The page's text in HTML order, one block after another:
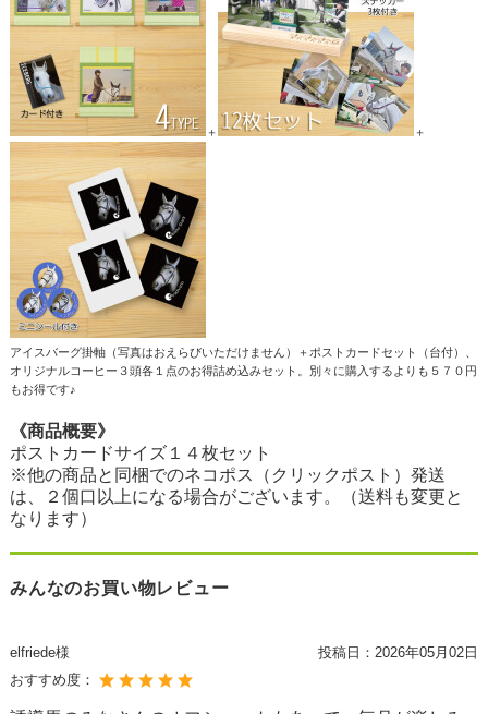
＋ ＋
アイスバーグ掛軸（写真はおえらびいただけません）＋ポストカードセット（台付）、
オリジナルコーヒー３頭各１点のお得詰め込みセット。別々に購入するよりも５７０円
もお得です♪
《商品概要》
ポストカードサイズ１４枚セット
※他の商品と同梱でのネコポス（クリックポスト）発送
は、２個口以上になる場合がございます。（送料も変更と
なります）
みんなのお買い物レビュー
elfriede様 投稿日： 2026年05月02日
おすすめ度：